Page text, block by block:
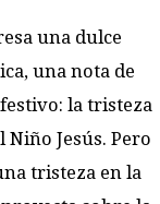
una dulce
una nota de
la tristeza
Jesús. Pero
tristeza en la